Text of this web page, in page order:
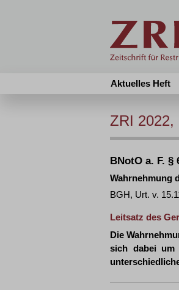
Aktuelles Heft
ZRI 2022,
BNotO a. F. §
Wahrnehmung
BGH, Urt. v.
Leitsatz des
Die
sich dabei um